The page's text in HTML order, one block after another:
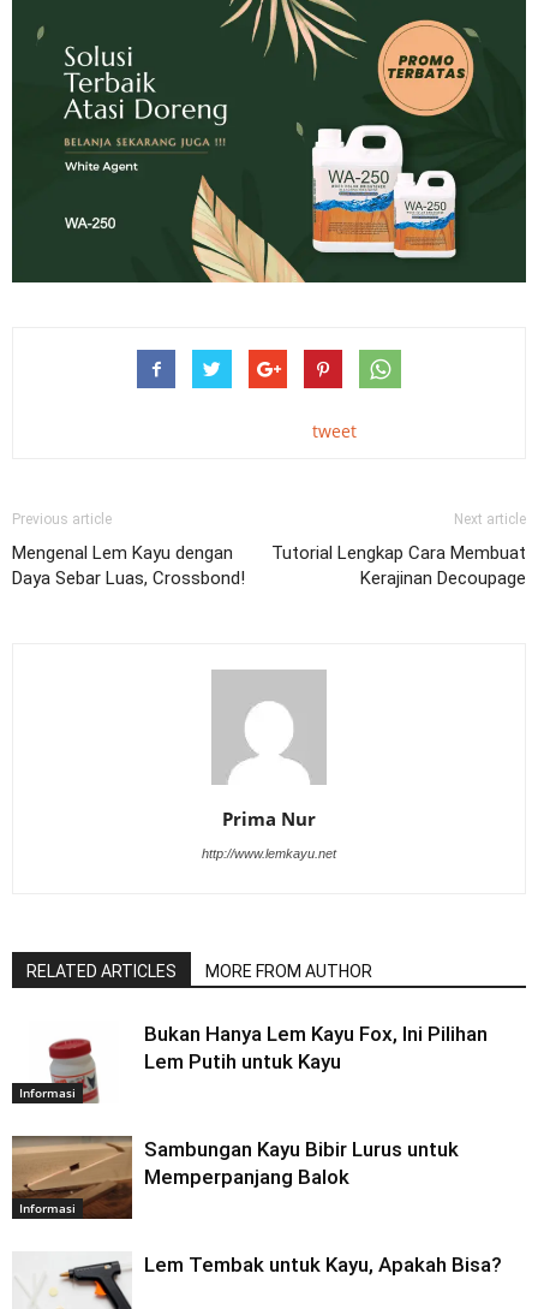
tweet
Previous article
Mengenal Lem Kayu dengan
Daya Sebar Luas, Crossbond!
Next article
Tutorial Lengkap Cara Membuat
Kerajinan Decoupage
Prima Nur
http://www.lemkayu.net
RELATED ARTICLES MORE FROM AUTHOR
Informasi
Bukan Hanya Lem Kayu Fox, Ini Pilihan
Lem Putih untuk Kayu
Informasi
Sambungan Kayu Bibir Lurus untuk
Memperpanjang Balok
Lem Tembak untuk Kayu, Apakah Bisa?